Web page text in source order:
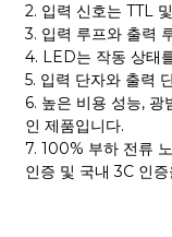
2. 입력 신호는 TTL
3. 입력 루프와 출력
4. LED는 작동 상태
5. 입력 단자와 출력
6. 높은 비용 성능, 광
인 제품입니다.
7. 100% 부하 전류
인증 및 국내 3C 인